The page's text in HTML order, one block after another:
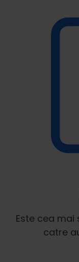
Este cea
catre